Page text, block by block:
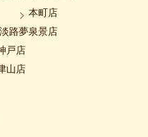
本町店
淡路夢泉景店
戸店
山店